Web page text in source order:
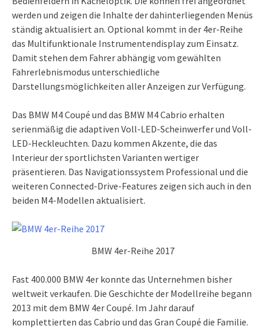
werden und zeigen die Inhalte der dahinterliegenden Menüs
ständig aktualisiert an. Optional kommt in der 4er-Reihe
das Multifunktionale Instrumentendisplay zum Einsatz.
Damit stehen dem Fahrer abhängig vom gewählten
Fahrerlebnismodus unterschiedliche
Darstellungsmöglichkeiten aller Anzeigen zur Verfügung.
Das BMW M4 Coupé und das BMW M4 Cabrio erhalten
serienmäßig die adaptiven Voll-LED-Scheinwerfer und Voll-
LED-Heckleuchten. Dazu kommen Akzente, die das
Interieur der sportlichsten Varianten wertiger
präsentieren. Das Navigationssystem Professional und die
weiteren Connected-Drive-Features zeigen sich auch in den
beiden M4-Modellen aktualisiert.
BMW 4er-Reihe 2017
Fast 400.000 BMW 4er konnte das Unternehmen bisher
weltweit verkaufen. Die Geschichte der Modellreihe begann
2013 mit dem BMW 4er Coupé. Im Jahr darauf
komplettierten das Cabrio und das Gran Coupé die Familie.